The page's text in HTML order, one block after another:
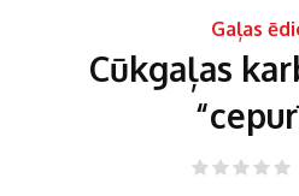
Gaļas
Cūkgaļas